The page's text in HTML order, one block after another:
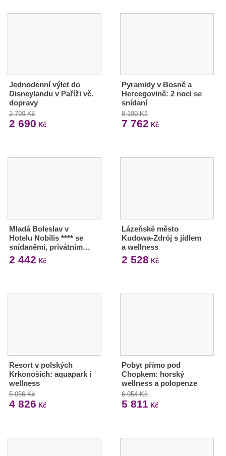
Jednodenní výlet do
Disneylandu v Paříži vč.
dopravy
2 790 Kč
2 690 Kč
Pyramidy v Bosně a
Hercegovině: 2 noci se
snídaní
8 190 Kč
7 762 Kč
Mladá Boleslav v
Hotelu Nobilis **** se
snídaněmi, privátním…
2 442 Kč
Lázeňské město
Kudowa-Zdrój s jídlem
a wellness
2 528 Kč
Resort v polských
Krkonoších: aquapark i
wellness
5 056 Kč
4 826 Kč
Pobyt přímo pod
Chopkem: horský
wellness a polopenze
6 054 Kč
5 811 Kč